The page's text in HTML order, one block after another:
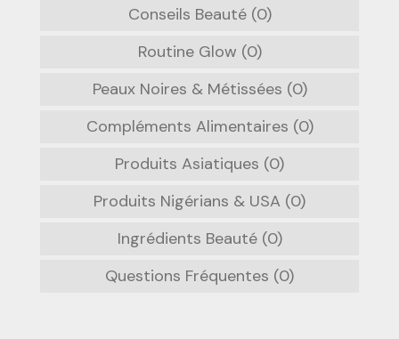
Conseils Beauté (0)
Routine Glow (0)
Peaux Noires & Métissées (0)
Compléments Alimentaires (0)
Produits Asiatiques (0)
Produits Nigérians & USA (0)
Ingrédients Beauté (0)
Questions Fréquentes (0)